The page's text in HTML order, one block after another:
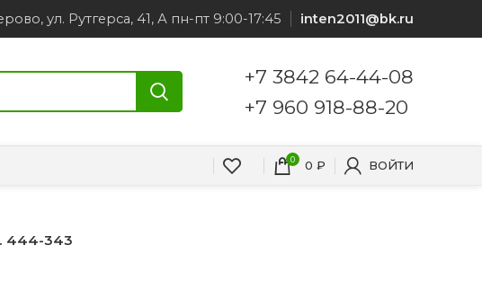
ул. Рутгерса, 41, А пн-пт 9:00-17:45 inten2011@bk.ru
+7 3842 64-44-08
+7 960 918-88-20
0 0 ₽ ВОЙТИ
444-343